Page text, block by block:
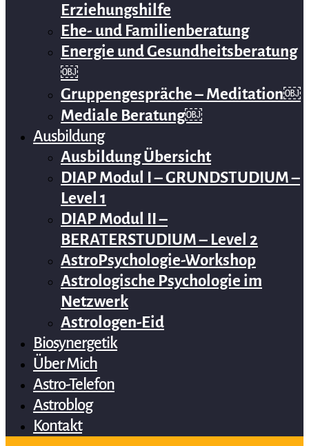
Erziehungshilfe
Ehe- und Familienberatung
Energie und Gesundheitsberatung
￼
Gruppengespräche – Meditation￼
Mediale Beratung￼
Ausbildung
Ausbildung Übersicht
DIAP Modul I – GRUNDSTUDIUM –
Level 1
DIAP Modul II –
BERATERSTUDIUM – Level 2
AstroPsychologie-Workshop
Astrologische Psychologie im
Netzwerk
Astrologen-Eid
Biosynergetik
Über Mich
Astro-Telefon
Astroblog
Kontakt